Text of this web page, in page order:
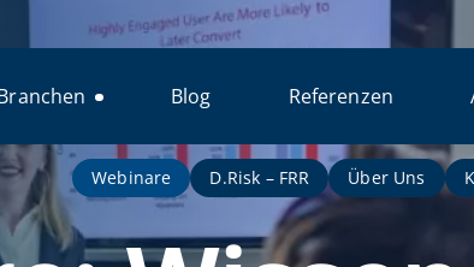
Blog Referenzen
Webinare D.Risk – FRR Über Uns